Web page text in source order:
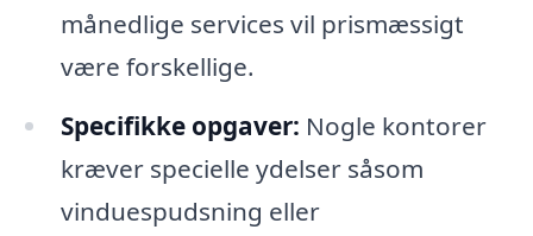
månedlige services vil prismæssigt
være forskellige.
Specifikke opgaver: Nogle kontorer
kræver specielle ydelser såsom
vinduespudsning eller